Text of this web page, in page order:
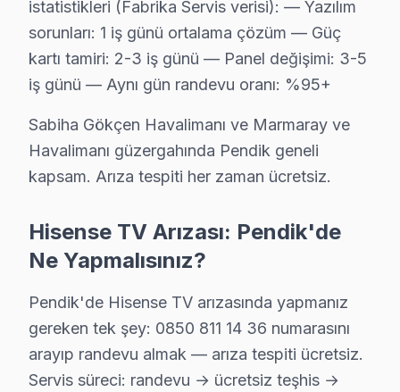
Harmandere mahallesi Hisense TV servisi için ön
Pendik TV Servis Merkezi →
Kavakpınar Hisense Servis
Pendik Hisense Servis →
Kaynarca Hisense Servis
Pendik TV Servis Merkezi →
Kurna Hisense Servis
Kurtdoğmuş Hisense Servis
Kurtdoğmuş sakinleri için Hisense TV tamir hizmetimiz:
istatistikleri (Fabrika Servis verisi): — Yazılım
sorunları: 1 iş günü ortalama çözüm — Güç
kartı tamiri: 2-3 iş günü — Panel değişimi: 3-5
iş günü — Aynı gün randevu oranı: %95+
Sabiha Gökçen Havalimanı ve Marmaray ve
Havalimanı güzergahında Pendik geneli
kapsam. Arıza tespiti her zaman ücretsiz.
Hisense TV Arızası: Pendik'de
Ne Yapmalısınız?
Pendik'de Hisense TV arızasında yapmanız
gereken tek şey: 0850 811 14 36 numarasını
arayıp randevu almak — arıza tespiti ücretsiz.
Servis süreci: randevu → ücretsiz teşhis →